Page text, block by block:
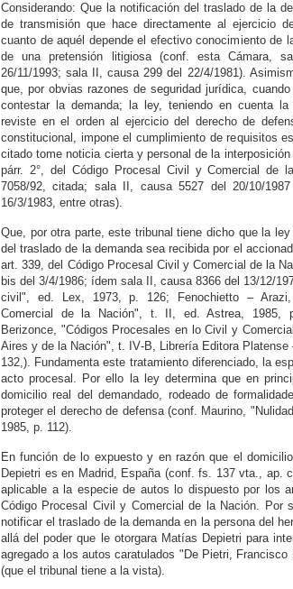
Considerando: Que la notificación del traslado de la
de transmisión que hace directamente al ejercicio
cuanto de aquél depende el efectivo conocimiento de
de una pretensión litigiosa (conf. esta Cámara,
26/11/1993; sala II, causa 299 del 22/4/1981).
que, por obvias razones de seguridad jurídica,
contestar la demanda; la ley, teniendo en cuenta
reviste en el orden al ejercicio del derecho de
constitucional, impone el cumplimiento de requisitos
citado tome noticia cierta y personal de la
párr. 2°, del Código Procesal Civil y Comercial de
7058/92, citada; sala II, causa 5527 del 20/10/
16/3/1983, entre otras).
Que, por otra parte, este tribunal tiene dicho que la
del traslado de la demanda sea recibida por el
art. 339, del Código Procesal Civil y Comercial de la
bis del 3/4/1986; ídem sala II, causa 8366 del 13/12/
civil", ed. Lex, 1973, p. 126; Fenochietto –
Comercial de la Nación", t. II, ed. Astrea, 1985,
Berizonce, "Códigos Procesales en lo Civil y
Aires y de la Nación", t. IV‑B, Librería Editora Platense
132,). Fundamenta este tratamiento diferenciado, la
acto procesal. Por ello la ley determina que en
domicilio real del demandado, rodeado de
proteger el derecho de defensa (conf. Maurino,
1985, p. 112).
En función de lo expuesto y en razón que el
Depietri es en Madrid, España (conf. fs. 137 vta., ap.
aplicable a la especie de autos lo dispuesto por los
Código Procesal Civil y Comercial de la Nación. Por
notificar el traslado de la demanda en la persona del
allá del poder que le otorgara Matías Depietri para
agregado a los autos caratulados "De Pietri,
(que el tribunal tiene a la vista).